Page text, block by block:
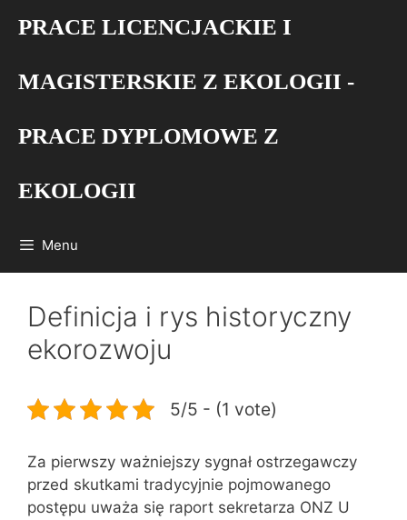
PRACE LICENCJACKIE I
MAGISTERSKIE Z EKOLOGII -
PRACE DYPLOMOWE Z
EKOLOGII
Menu
Definicja i rys historyczny
ekorozwoju
5/5 - (1 vote)
Za pierwszy ważniejszy sygnał ostrzegawczy
przed skutkami tra­dycyjnie pojmowanego
postępu uważa się raport sekretarza ONZ U